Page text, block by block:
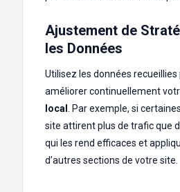
Ajustement de
les Données
Utilisez les données
améliorer continuellement
local . Par exemple, si
site attirent plus de trafic que
qui les rend efficaces et
d’autres sections de votre site.